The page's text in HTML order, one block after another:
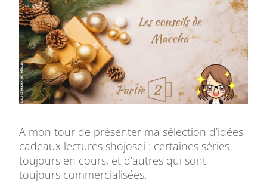
A mon tour de présenter ma sélection d’idées
cadeaux lectures shojosei : certaines séries
toujours en cours, et d’autres qui sont
toujours commercialisées.